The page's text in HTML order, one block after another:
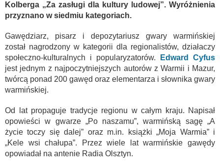
Kolberga „Za zasługi dla kultury ludowej”. Wyróżnienia
przyznano w siedmiu kategoriach.
Gawędziarz, pisarz i depozytariusz gwary warmińskiej
został nagrodzony w kategorii dla regionalistów, działaczy
społeczno-kulturalnych i popularyzatorów.
Edward Cyfus
jest jednym z najpoczytniejszych autorów z Warmii i Mazur,
twórcą ponad 200 gawęd oraz elementarza i słownika gwary
warmińskiej.
Od lat propaguje tradycje regionu w całym kraju. Napisał
opowieści w gwarze „Po naszamu”, warmińską sagę „A
życie toczy się dalej” oraz m.in. książki „Moja Warmia” i
„Kele wsi chałupa”. Przez wiele lat warmińskie gawędy
opowiadał na antenie Radia Olsztyn.